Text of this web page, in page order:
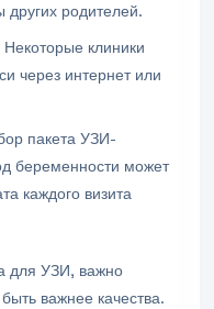
других родителей.
клиники
через интернет или
пакета УЗИ-
беременности может
каждого визита
для УЗИ, важно
важнее качества.